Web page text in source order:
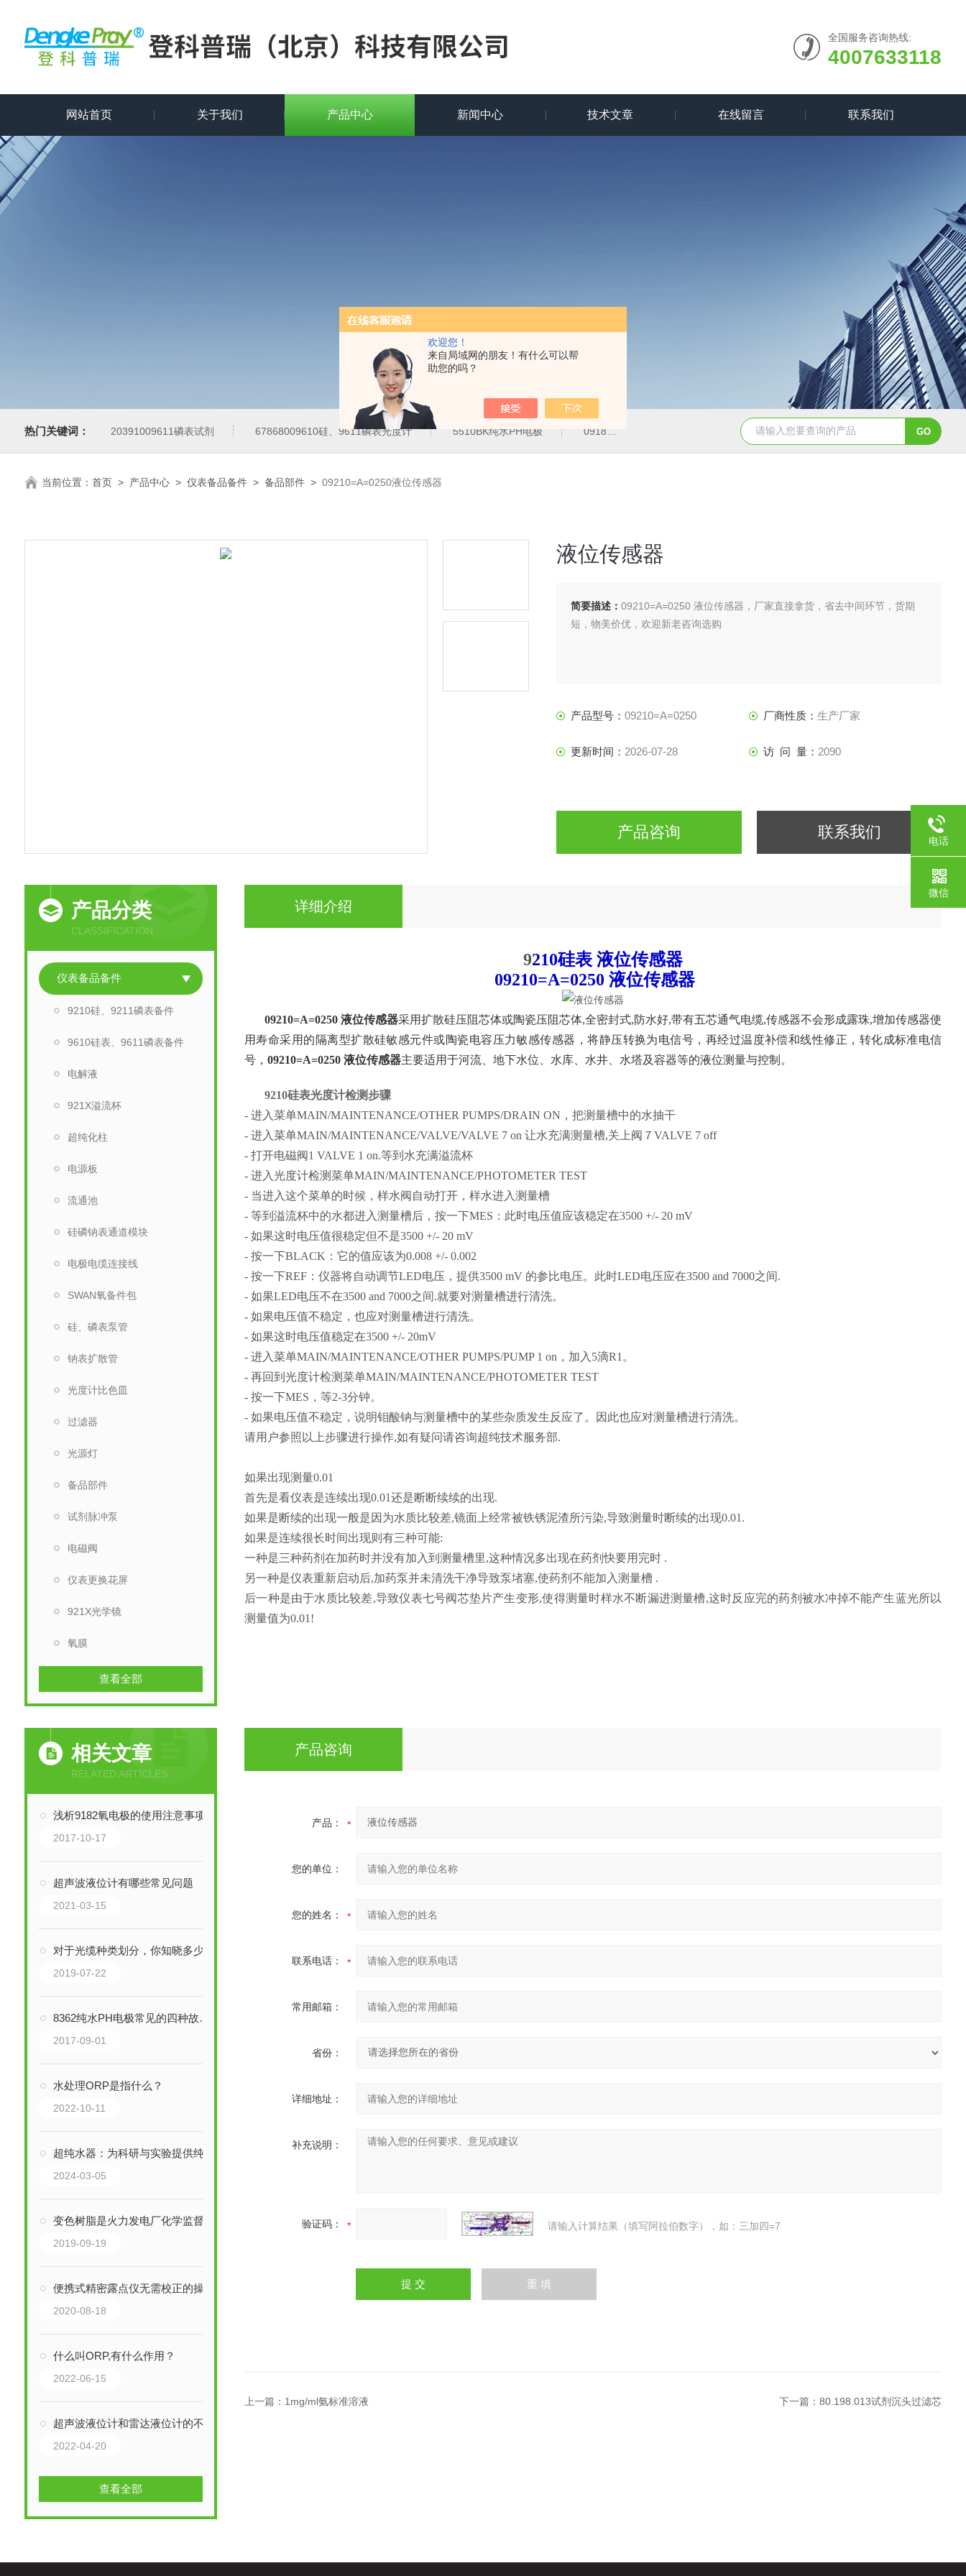
欢迎您！
来自局域网的朋友！有什么可以帮
助您的吗？
全国服务咨询热线:
4007633118
网站首页 关于我们 产品中心 新闻中心 技术文章 在线留言 联系我们
热门关键词： 20391009611磷表试剂 67868009610硅、9611磷表光度计 5510BK纯水PH电极 09185=A=3500微量溶解氧膜 88.198.019在线硅表试剂 DKPX电极
当前位置： 首页> 产品中心> 仪表备品备件> 备品部件> 09210=A=0250液位传感器
液位传感器
简要描述：09210=A=0250 液位传感器，厂家直接拿货，省去中间环节，货期
短，物美价优，欢迎新老咨询选购
产品型号：09210=A=0250 厂商性质：生产厂家
更新时间： 2026-07-28 访 问 量： 2090
产品咨询 联系我们
产品分类
CLASSIFICATION
仪表备品备件
9210硅、9211磷表备件
9610硅表、9611磷表备件
电解液
921X溢流杯
超纯化柱
电源板
流通池
硅磷钠表通道模块
电极电缆连接线
SWAN氧备件包
硅、磷表泵管
钠表扩散管
光度计比色皿
过滤器
光源灯
备品部件
试剂脉冲泵
电磁阀
仪表更换花屏
921X光学镜
氧膜
查看全部
相关文章
RELATED ARTICLES
浅析9182氧电极的使用注意事项
2017-10-17
超声波液位计有哪些常见问题
2021-03-15
对于光缆种类划分，你知晓多少
2019-07-22
8362纯水PH电极常见的四种故障处理
2017-09-01
水处理ORP是指什么？
2022-10-11
超纯水器：为科研与实验提供纯净水质
2024-03-05
变色树脂是火力发电厂化学监督重要和为倚重的化学表计
2019-09-19
便携式精密露点仪无需校正的操作步骤
2020-08-18
什么叫ORP,有什么作用？
2022-06-15
超声波液位计和雷达液位计的不同之处
2022-04-20
查看全部
详细介绍
9210硅表液位传感器
09210=A=0250 液位传感器
09210=A=0250液位传感器采用扩散硅压阻芯体或陶瓷压阻芯体,全密封式,防水好,带有五芯通气电缆,传感器不会形成露珠,增加传感器使
用寿命采用的隔离型扩散硅敏感元件或陶瓷电容压力敏感传感器，将静压转换为电信号，再经过温度补偿和线性修正，转化成标准电信
号，09210=A=0250液位传感器主要适用于河流、地下水位、水库、水井、水塔及容器等的液位测量与控制。
9210硅表光度计检测步骤
- 进入菜单MAIN/MAINTENANCE/OTHER PUMPS/DRAIN ON，把测量槽中的水抽干
- 进入菜单MAIN/MAINTENANCE/VALVE/VALVE 7 on 让水充满测量槽,关上阀７VALVE 7 off
- 打开电磁阀1 VALVE 1 on.等到水充满溢流杯
- 进入光度计检测菜单MAIN/MAINTENANCE/PHOTOMETER TEST
- 当进入这个菜单的时候，样水阀自动打开，样水进入测量槽
- 等到溢流杯中的水都进入测量槽后，按一下MES：此时电压值应该稳定在3500 +/- 20 mV
- 如果这时电压值很稳定但不是3500 +/- 20 mV
- 按一下BLACK：它的值应该为0.008 +/- 0.002
- 按一下REF：仪器将自动调节LED电压，提供3500 mV 的参比电压。此时LED电压应在3500 and 7000之间.
- 如果LED电压不在3500 and 7000之间.就要对测量槽进行清洗。
- 如果电压值不稳定，也应对测量槽进行清洗。
- 如果这时电压值稳定在3500 +/- 20mV
- 进入菜单MAIN/MAINTENANCE/OTHER PUMPS/PUMP 1 on，加入5滴R1。
- 再回到光度计检测菜单MAIN/MAINTENANCE/PHOTOMETER TEST
- 按一下MES，等2-3分钟。
- 如果电压值不稳定，说明钼酸钠与测量槽中的某些杂质发生反应了。因此也应对测量槽进行清洗。
请用户参照以上步骤进行操作,如有疑问请咨询超纯技术服务部.
如果出现测量0.01
首先是看仪表是连续出现0.01还是断断续续的出现.
如果是断续的出现一般是因为水质比较差,镜面上经常被铁锈泥渣所污染,导致测量时断续的出现0.01.
如果是连续很长时间出现则有三种可能:
一种是三种药剂在加药时并没有加入到测量槽里,这种情况多出现在药剂快要用完时 .
另一种是仪表重新启动后,加药泵并未清洗干净导致泵堵塞,使药剂不能加入测量槽 .
后一种是由于水质比较差,导致仪表七号阀芯垫片产生变形,使得测量时样水不断漏进测量槽,这时反应完的药剂被水冲掉不能产生蓝光所以
测量值为0.01!
产品咨询
产品：
您的单位：
您的姓名：
联系电话：
常用邮箱：
省份：
详细地址：
补充说明：
验证码： 请输入计算结果（填写阿拉伯数字），如：三加四=7
上一篇： 1mg/ml氨标准溶液 下一篇：80.198.013试剂沉头过滤芯
电话
微信